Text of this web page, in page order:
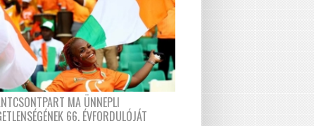
MA ÜNNEPLI
66. ÉVFORDULÓJÁT